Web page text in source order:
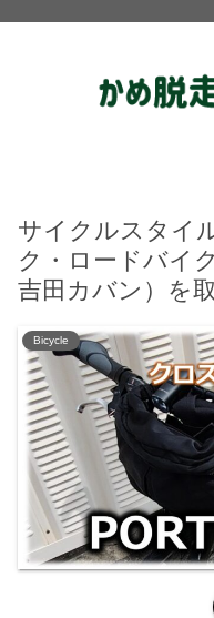
サイクルスタイ
ク・ロードバイ
吉田カバン）を
Bicycle